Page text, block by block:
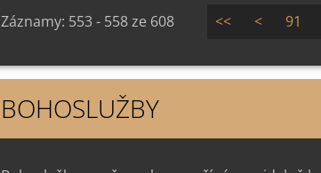
Záznamy: 553 - 558 ze 608
<< < 91
BOHOSLUŽBY